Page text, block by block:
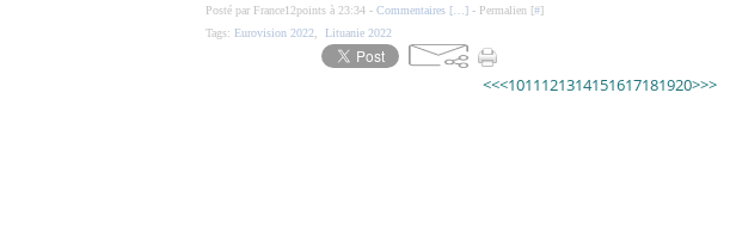
Posté par France12points à 23:34 - Commentaires [ ] - Permalien [#]
Tags: Eurovision 2022 Lituanie 2022
<<<1011121314151617181920
30
40
50
60
70
80
90
100 >>>